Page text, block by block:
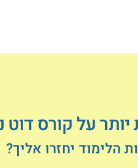
על קורס דוט
הלימוד יחזרו אליך?